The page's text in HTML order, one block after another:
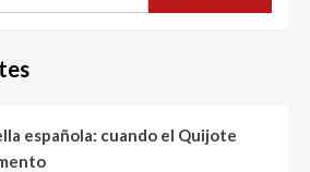
española: cuando el Quijote